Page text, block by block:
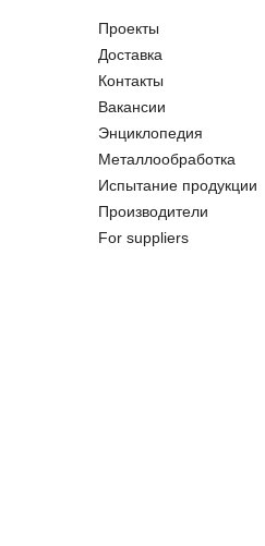
Проекты
Доставка
Контакты
Вакансии
Энциклопедия
Металлообработка
Испытание продукции
Производители
For suppliers